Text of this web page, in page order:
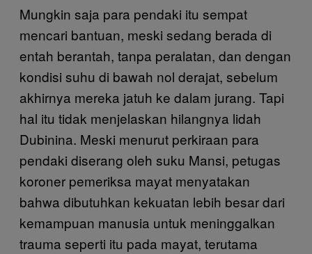
Mungkin saja para pendaki itu sempat
mencari bantuan, meski sedang berada di
entah berantah, tanpa peralatan, dan dengan
kondisi suhu di bawah nol derajat, sebelum
akhirnya mereka jatuh ke dalam jurang. Tapi
hal itu tidak menjelaskan hilangnya lidah
Dubinina. Meski menurut perkiraan para
pendaki diserang oleh suku Mansi, petugas
koroner pemeriksa mayat menyatakan
bahwa dibutuhkan kekuatan lebih besar dari
kemampuan manusia untuk meninggalkan
trauma seperti itu pada mayat, terutama